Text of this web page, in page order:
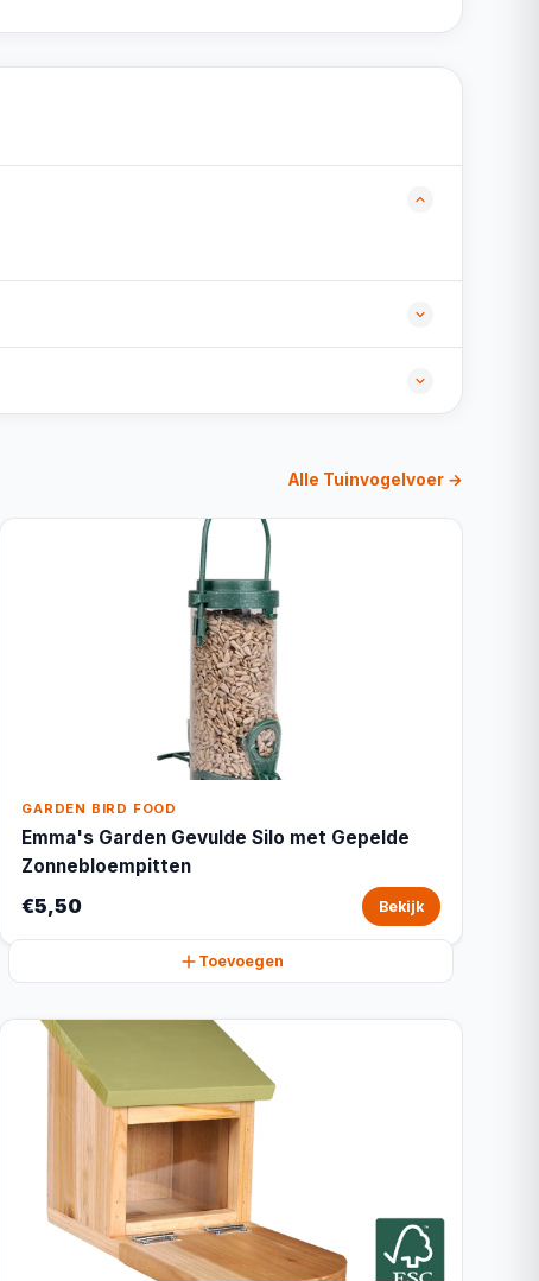
Alle Tuinvogelvoer →
GARDEN BIRD FOOD
Emma's Garden Gevulde Silo met Gepelde
Zonnebloempitten
€5,50 Bekijk
Toevoegen